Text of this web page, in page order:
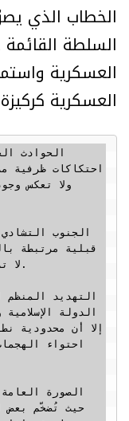
الخطاب الذي
السلطة القائمة
العسكرية
العسكرية
لا